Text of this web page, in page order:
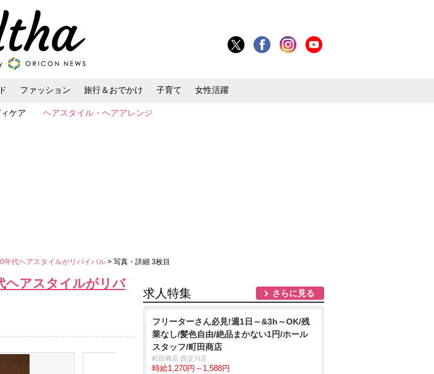
ケア ヘアスタイル・ヘアアレンジ
ファッション 旅行＆おでかけ 子育て 女性活躍
代ヘアスタイルがリバイバル > 写真・詳細 3枚目
ヘアスタイルがリバ
求人特集 さらに見る
フリーターさん必見!週1日～&3h～OK/残
業なし/髪色自由/絶品まかない1円/ホール
スタッフ/町田商店
町田商店 西淀川店
時給1,270円～1,588円